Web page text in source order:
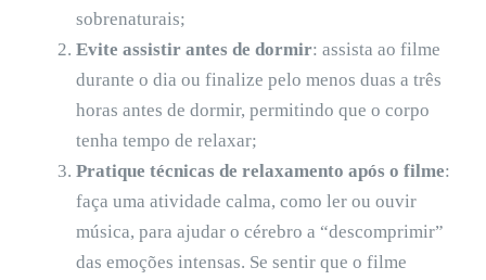
sobrenaturais;
Evite assistir antes de dormir: assista ao filme
durante o dia ou finalize pelo menos duas a três
horas antes de dormir, permitindo que o corpo
tenha tempo de relaxar;
Pratique técnicas de relaxamento após o filme:
faça uma atividade calma, como ler ou ouvir
música, para ajudar o cérebro a “descomprimir”
das emoções intensas. Se sentir que o filme